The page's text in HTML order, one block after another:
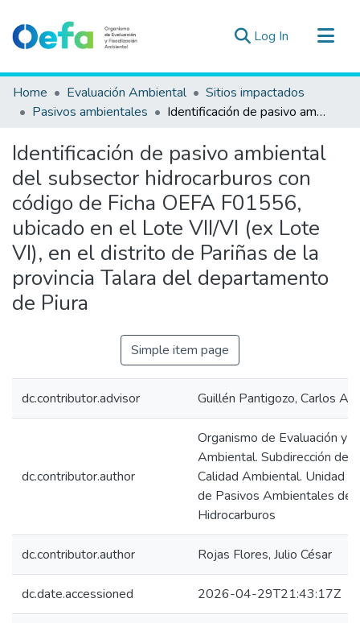
Log In (current)
Communities & Collections
All of DSpace
Estad. Externas
Guias ▾
Home Evaluación Ambiental
Sitios impactados
Pasivos ambientales
Identificación de pasivo ambiental del subsector hidrocarburos con código de Ficha OEFA F01556, ubicado en el Lote VII/VI (ex Lote VI), en el distrito de Pariñas de la provincia Talara del departamento de Piura
Identificación de pasivo ambiental
del subsector hidrocarburos con
código de Ficha OEFA F01556,
ubicado en el Lote VII/VI (ex Lote
VI), en el distrito de Pariñas de la
provincia Talara del departamento
de Piura
Simple item page
dc.contributor.advisor Guillén Pantigozo, Carlos
dc.contributor.author
Organismo de Evaluación y
Ambiental. Subdirección de
Calidad Ambiental. Unidad
de Pasivos Ambientales del
Hidrocarburos
dc.contributor.author Rojas Flores, Julio César
dc.date.accessioned 2026-04-29T21:43:17Z